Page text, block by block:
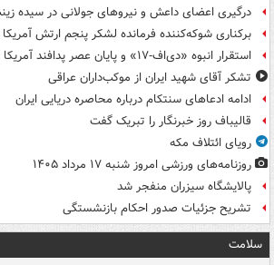
درگیری اعضای داعش و نیروهای جولانی در سیده
برکناری شوکه‌کننده فرمانده لشکر پنجم ارتش آمریکا
استقرار انبوه «دی‌اف‑۱۷» و پایان عصر پدافند آمریکا +عکس
تشکر آقای شهید ایران از موکب‌داران عراقی
ادامه ادعاهای سنتکام درباره محاصره دریایی ایران
قالیباف روز خبرنگار را تبریک گفت
رویای ائتلاف مکه
روزنامه‌های ورزشی امروز ‌شنبه ۱۷ مرداد ۱۴۰۵
پالایشگاه سیزران منفجر شد
تشریح جزئیات صدور احکام بازنشستگی
سلامت